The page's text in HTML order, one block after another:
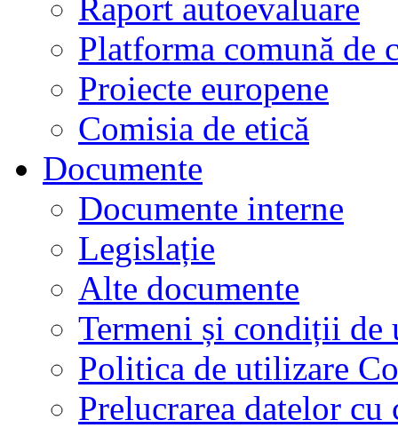
Raport autoevaluare
Platforma comună de
Proiecte europene
Comisia de etică
Documente
Documente interne
Legislație
Alte documente
Termeni și condiții de
Politica de utilizare
Prelucrarea datelor cu